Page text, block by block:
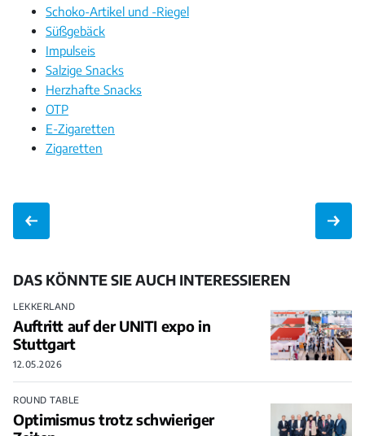
Schoko-Artikel und -Riegel
Süßgebäck
Impulseis
Salzige Snacks
Herzhafte Snacks
OTP
E-Zigaretten
Zigaretten
DAS KÖNNTE SIE AUCH INTERESSIEREN
LEKKERLAND
Auftritt auf der UNITI expo in
Stuttgart
12.05.2026
ROUND TABLE
Optimismus trotz schwieriger